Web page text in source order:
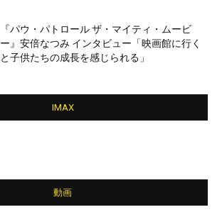
『パウ・パトロール ザ・マイティ・ムービ
ー』安倍なつみ インタビュー「映画館に行く
と子供たちの成長を感じられる」
IMAX
動画